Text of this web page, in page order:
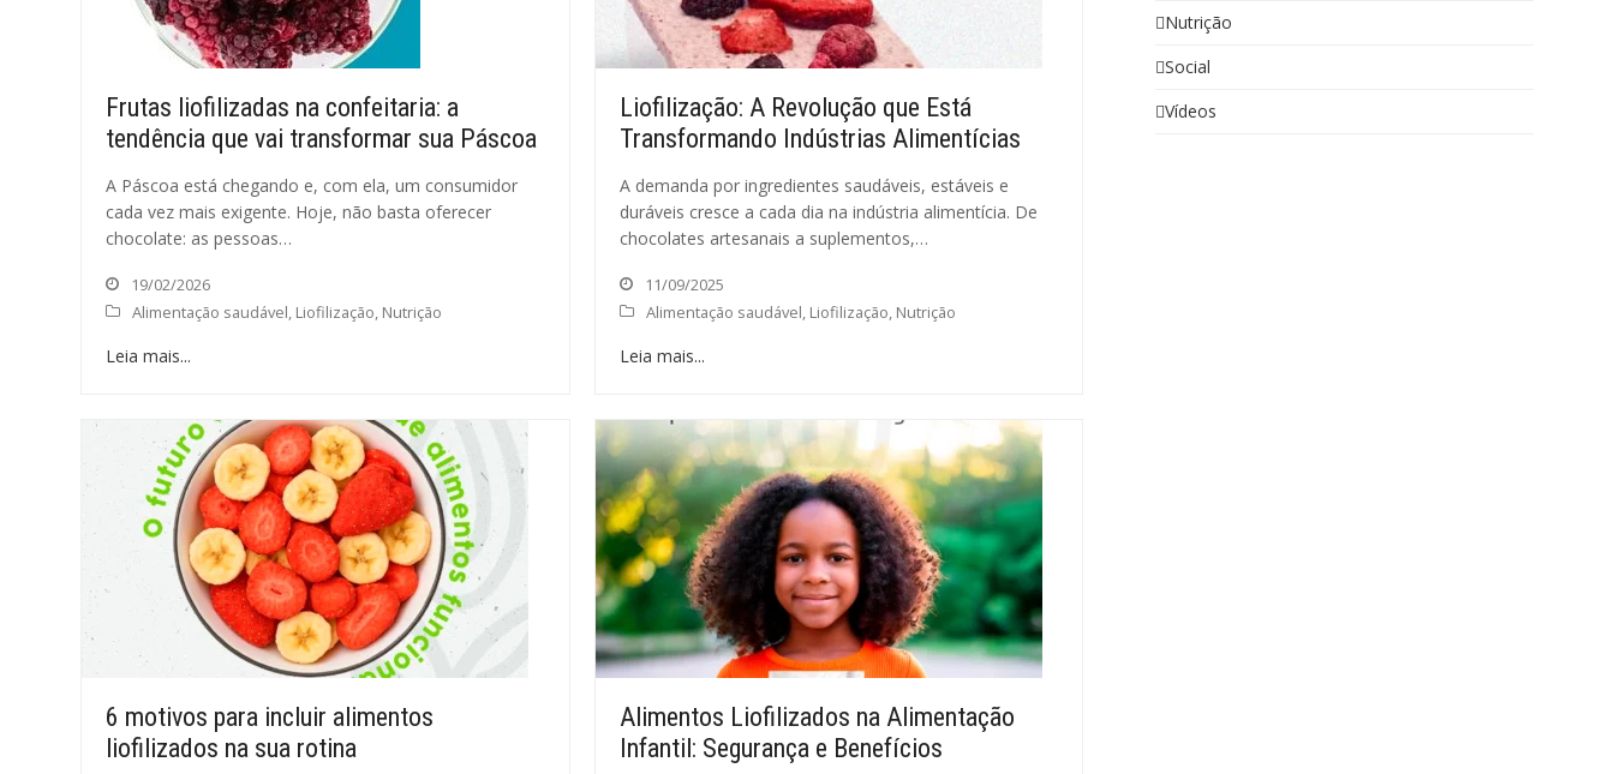
Frutas liofilizadas na confeitaria: a
tendência que vai transformar sua Páscoa
A Páscoa está chegando e, com ela, um consumidor
cada vez mais exigente. Hoje, não basta oferecer
chocolate: as pessoas…
19/02/2026
Alimentação saudável, Liofilização, Nutrição
Leia mais...
Liofilização: A Revolução que Está
Transformando Indústrias Alimentícias
A demanda por ingredientes saudáveis, estáveis e
duráveis cresce a cada dia na indústria alimentícia. De
chocolates artesanais a suplementos,…
11/09/2025
Alimentação saudável, Liofilização, Nutrição
Leia mais...
6 motivos para incluir alimentos
liofilizados na sua rotina
Alimentos Liofilizados na Alimentação
Infantil: Segurança e Benefícios
Nutrição
Social
Vídeos